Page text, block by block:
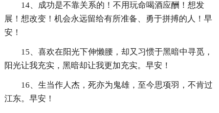
14、成功是不靠关系的！不用玩命喝酒应酬！想发
展！想改变！机会永远留给有所准备、勇于拼搏的人！早
安！
15、喜欢在阳光下伸懒腰，却又习惯于黑暗中寻觅，
阳光让我充实，黑暗却让我更加充实。早安！
16、生当作人杰，死亦为鬼雄，至今思项羽，不肯过
江东。早安！